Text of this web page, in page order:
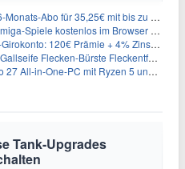
Abo für 35,25€ mit bis zu 30€ Gutschein
Spiele kostenlos im Browser spielen
120€ Prämie + 4% Zinsen p.a. (6 Monate)
Flecken-Bürste Fleckentferner 250 ml für 1,25€
in-One-PC mit Ryzen 5 und 1 TB SSD für 699€
Tank-Upgrades